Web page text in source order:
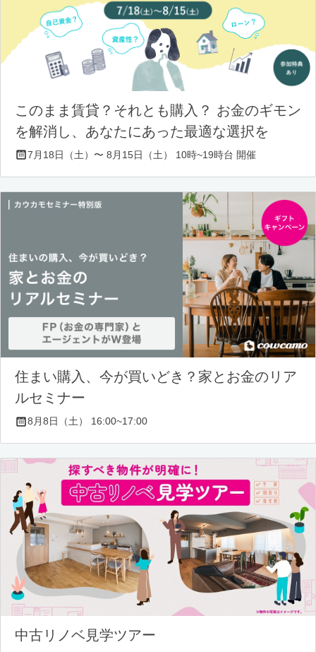
このまま賃貸？それとも購入？ お金のギモン
を解消し、あなたにあった最適な選択を
7月18日（土）〜 8月15日（土） 10時~19時台 開催
住まい購入、今が買いどき？家とお金のリア
ルセミナー
8月8日（土） 16:00~17:00
中古リノベ見学ツアー